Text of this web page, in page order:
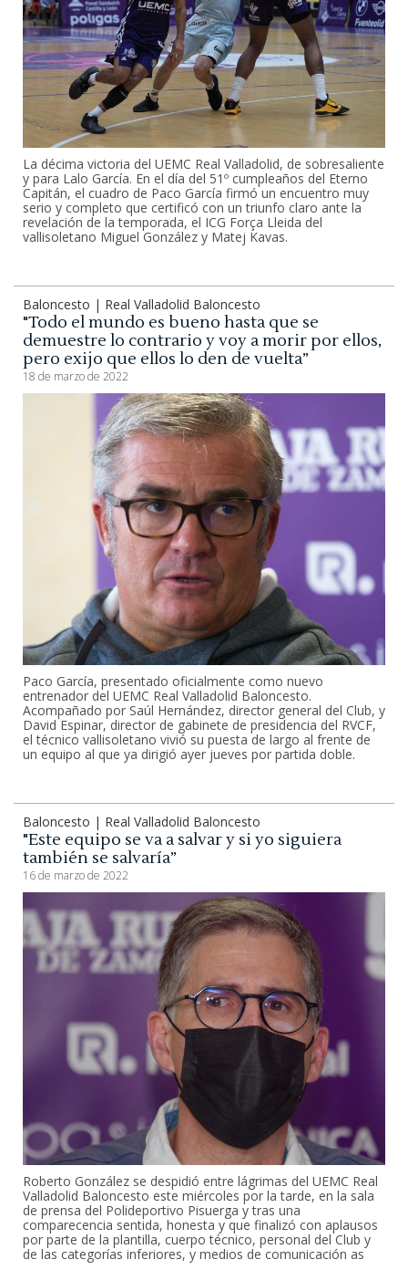
La décima victoria del UEMC Real Valladolid, de sobresaliente
y para Lalo García. En el día del 51º cumpleaños del Eterno
Capitán, el cuadro de Paco García firmó un encuentro muy
serio y completo que certificó con un triunfo claro ante la
revelación de la temporada, el ICG Força Lleida del
vallisoletano Miguel González y Matej Kavas.
Baloncesto | Real Valladolid Baloncesto
"Todo el mundo es bueno hasta que se
demuestre lo contrario y voy a morir por ellos,
pero exijo que ellos lo den de vuelta”
18 de marzo de 2022
Paco García, presentado oficialmente como nuevo
entrenador del UEMC Real Valladolid Baloncesto.
Acompañado por Saúl Hernández, director general del Club, y
David Espinar, director de gabinete de presidencia del RVCF,
el técnico vallisoletano vivió su puesta de largo al frente de
un equipo al que ya dirigió ayer jueves por partida doble.
Baloncesto | Real Valladolid Baloncesto
"Este equipo se va a salvar y si yo siguiera
también se salvaría”
16 de marzo de 2022
Roberto González se despidió entre lágrimas del UEMC Real
Valladolid Baloncesto este miércoles por la tarde, en la sala
de prensa del Polideportivo Pisuerga y tras una
comparecencia sentida, honesta y que finalizó con aplausos
por parte de la plantilla, cuerpo técnico, personal del Club y
de las categorías inferiores, y medios de comunicación as